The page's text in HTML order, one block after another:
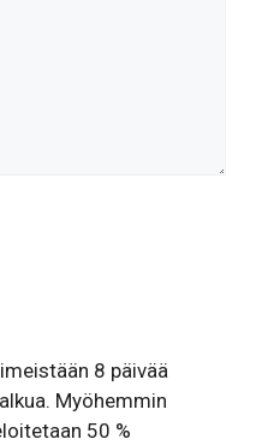
8 päivää
Myöhemmin
50 %